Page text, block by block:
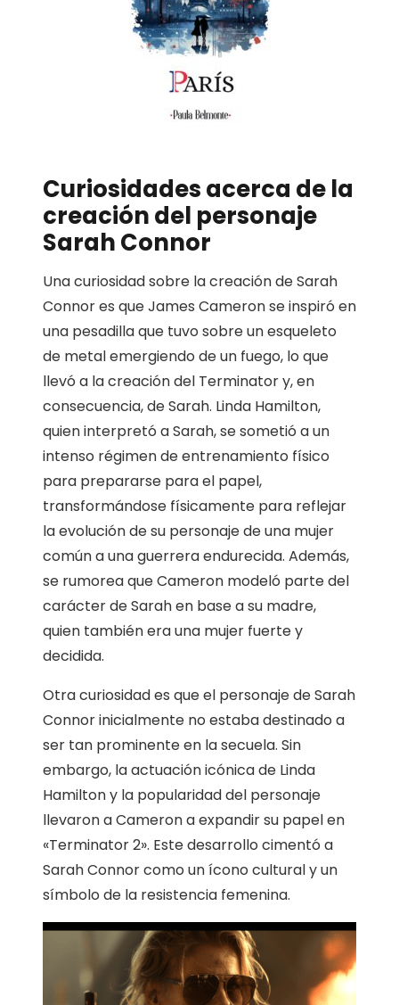
Curiosidades acerca de la
creación del personaje
Sarah Connor
Una curiosidad sobre la creación de Sarah
Connor es que James Cameron se inspiró en
una pesadilla que tuvo sobre un esqueleto
de metal emergiendo de un fuego, lo que
llevó a la creación del Terminator y, en
consecuencia, de Sarah. Linda Hamilton,
quien interpretó a Sarah, se sometió a un
intenso régimen de entrenamiento físico
para prepararse para el papel,
transformándose físicamente para reflejar
la evolución de su personaje de una mujer
común a una guerrera endurecida. Además,
se rumorea que Cameron modeló parte del
carácter de Sarah en base a su madre,
quien también era una mujer fuerte y
decidida.
Otra curiosidad es que el personaje de Sarah
Connor inicialmente no estaba destinado a
ser tan prominente en la secuela. Sin
embargo, la actuación icónica de Linda
Hamilton y la popularidad del personaje
llevaron a Cameron a expandir su papel en
«Terminator 2». Este desarrollo cimentó a
Sarah Connor como un ícono cultural y un
símbolo de la resistencia femenina.